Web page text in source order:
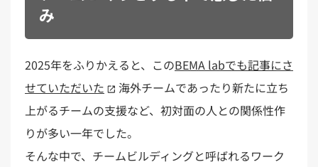
み
2025年をふりかえると、このBEMA labでも記事にさ
せていただいた
海外チームであったり新たに立ち
上がるチームの支援など、初対面の人との関係性作
りが多い一年でした。
そんな中で、チームビルディングと呼ばれるワーク